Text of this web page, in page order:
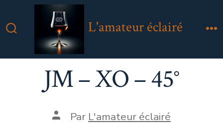
au
Bascule
Rechercher
L'amateur éclairé
JM – XO – 45°
Auteur
Par L'amateur éclairé